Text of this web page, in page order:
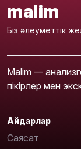
malim
Біз әлеуметтік
Malim —
пікірлер мен
Айдарлар
Саясат